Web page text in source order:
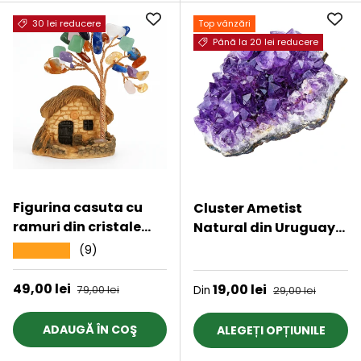
30 lei reducere
Figurina casuta cu
ramuri din cristale
naturale 7 chakra -
Decoratiune interior
sau exterior, pentru
(9)
Preț de vânzare
49,00 lei Preț obișnuit
79,00 lei
ADAUGĂ ÎN COŞ
Top vânzări
Până la 20 lei reducere
Cluster Ametist
Natural din Uruguay,
Meditatie si
Echilibrare
Dimensiuni 5 cm
Preț de vânzare
Din 19,00 lei Preț obișnuit
29,00 lei
ALEGEȚI OPȚIUNILE